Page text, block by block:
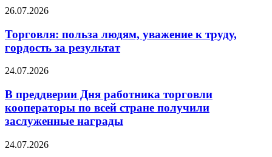
26.07.2026
Торговля: польза людям, уважение к труду,
гордость за результат
24.07.2026
В преддверии Дня работника торговли
кооператоры по всей стране получили
заслуженные награды
24.07.2026